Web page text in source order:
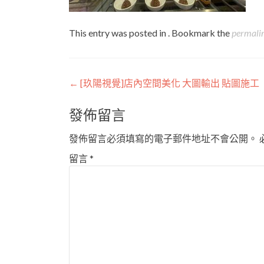
This entry was posted in . Bookmark the
Post
navigation
← [玖陽視覺]店內空間美化 大圖輸出 貼圖施工
發佈留言
發佈留言必須填寫的電子郵件地址不會公開。
留言*